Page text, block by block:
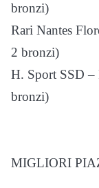
bronzi)
Rari Nantes
2 bronzi)
H. Sport SSD –
bronzi)
MIGLIORI